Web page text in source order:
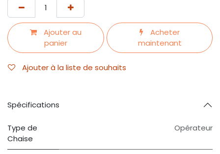
Ajouter au
panier
Acheter
maintenant
Ajouter à la liste de souhaits
Spécifications
Type de
Chaise
Opérateur